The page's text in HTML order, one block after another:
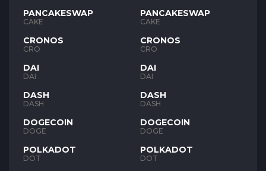
PANCAKESWAP
CAKE
CRONOS
CRO
DAI
DAI
DASH
DASH
DOGECOIN
DOGE
POLKADOT
DOT
PANCAKESWAP
CAKE
CRONOS
CRO
DAI
DAI
DASH
DASH
DOGECOIN
DOGE
POLKADOT
DOT